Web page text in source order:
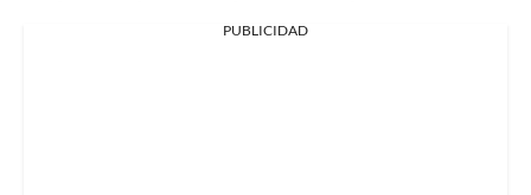
PUBLICIDAD